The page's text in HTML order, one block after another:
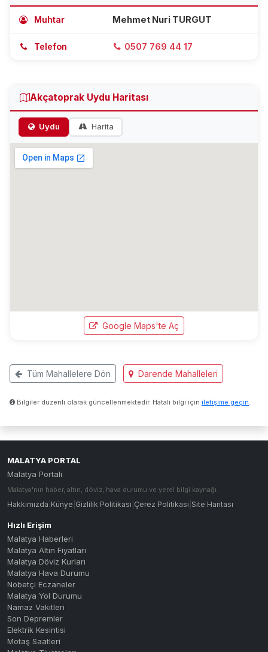
Muhtar Mehmet Nuri TURGUT
Telefon 0507 769 44 17
Akçatoprak Uydu Haritası
Uydu Harita
Google Maps'te Aç
Tüm Mahallelere Dön Darende Mahalleleri
Bilgiler düzenli olarak güncellenmektedir. Hatalı bilgi için iletişime geçin
MALATYA PORTAL
Malatya Portalı
Malatya'nın haber, altın, döviz, hava durumu ve yerel bilgi kaynağı.
Hakkımızda Künye Gizlilik Politikası Çerez Politikası Site Haritası
Hızlı Erişim
Malatya Haberleri
Malatya Altın Fiyatları
Malatya Döviz Kurları
Malatya Hava Durumu
Nöbetçi Eczaneler
Malatya Yol Durumu
Namaz Vakitleri
Son Depremler
Elektrik Kesintisi
Motaş Saatleri